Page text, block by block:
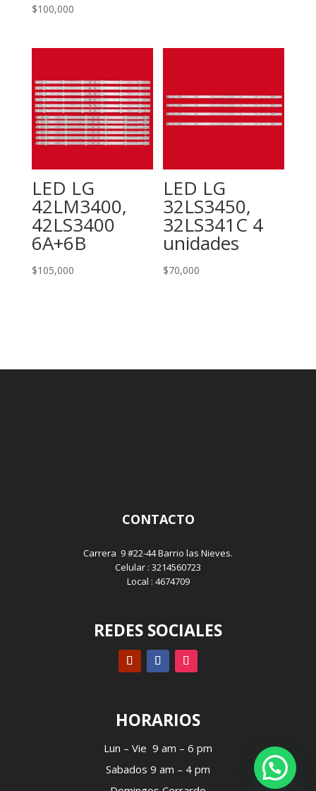
$100,000
LED LG
42LM3400,
42LS3400
6A+6B
$105,000
LED LG
32LS3450,
32LS341C 4
unidades
$70,000
CONTACTO
Carrera 9 #22-44 Barrio las Nieves.
Celular : 3214560723
Local : 4674709
REDES SOCIALES
HORARIOS
Lun – Vie 9 am – 6 pm
Sabados 9 am – 4 pm